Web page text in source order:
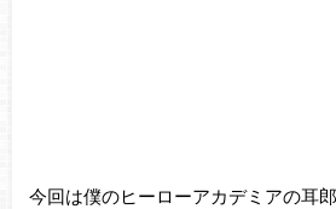
今回は僕のヒーローアカデミアの耳